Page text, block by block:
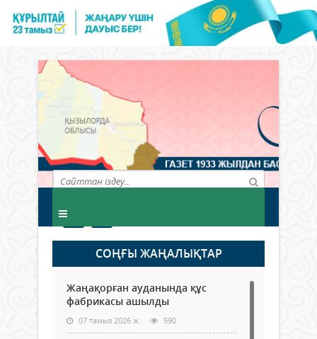
СОҢҒЫ ЖАҢАЛЫҚТАР
Жаңақорған ауданында құс
фабрикасы ашылды
07 тамыз 2026 ж. 590